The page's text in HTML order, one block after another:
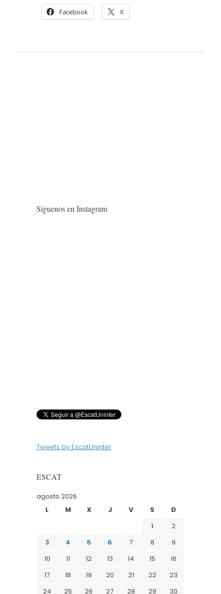
Facebook X
Síguenos en Instagram
Tweets by EscatUninter
ESCAT
agosto 2026
L
M X J V S
D
1
2
3
4 5 6 7 8
9
10
11 12 13 14 15
16
17
18 19 20 21 22
23
24
25 26 27 28 29 30